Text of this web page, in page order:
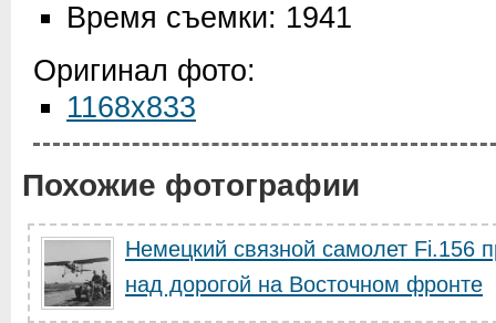
Время съемки: 1941
Оригинал фото:
1168x833
Похожие фотографии
Немецкий связной самолет Fi.156
над дорогой на Восточном фронте